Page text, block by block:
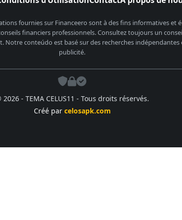
fournies sur Financeero sont à des fins informatives et
financiers professionnels. Consultez toujours un
conteúdo est basé sur des recherches indépendantes
publicité.
- TEMA CELUS11 - Tous droits réservés.
Créé par celosapk.com